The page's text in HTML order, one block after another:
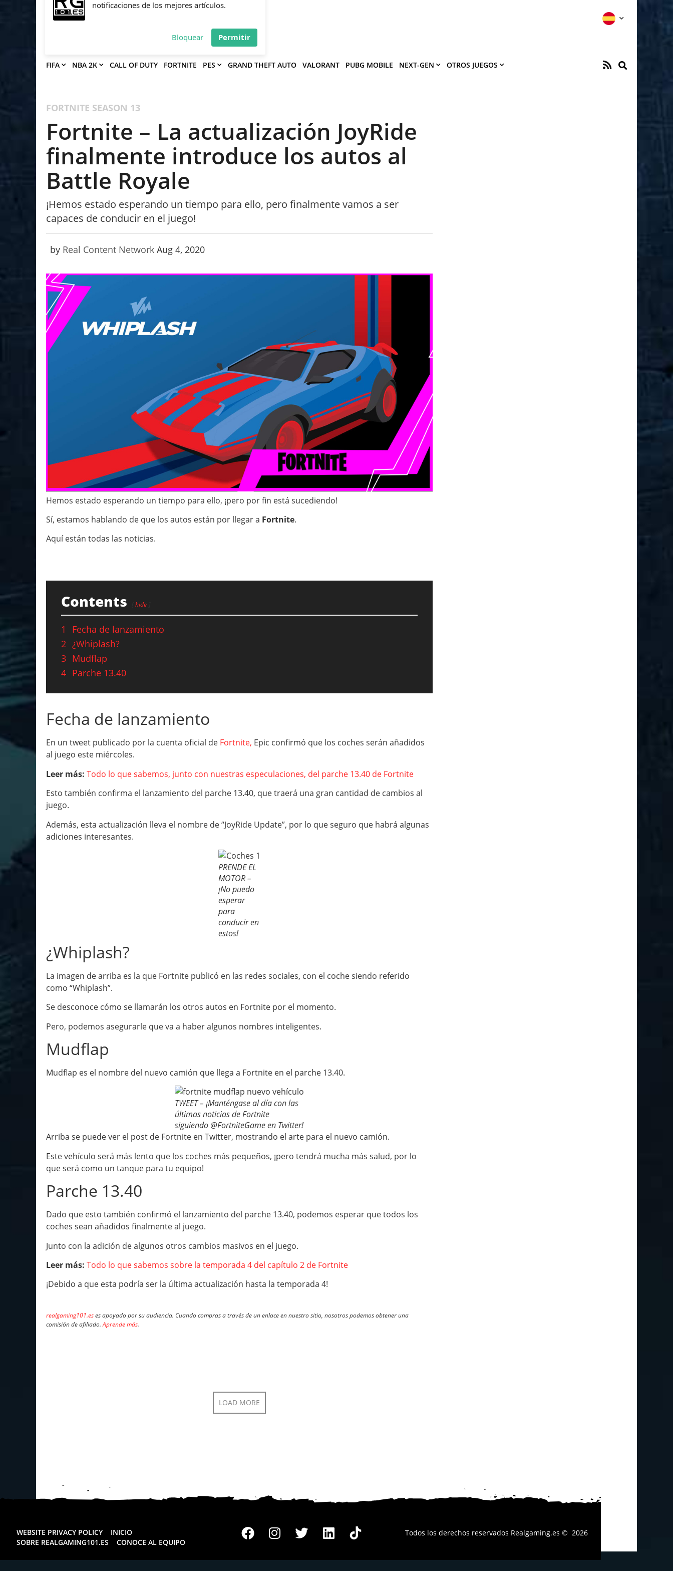
FIFA NBA 2K CALL OF DUTY FORTNITE PES GRAND THEFT AUTO VALORANT PUBG MOBILE NEXT-GEN OTROS JUEGOS
FORTNITE SEASON 13
Fortnite – La actualización JoyRide
finalmente introduce los autos al
Battle Royale
¡Hemos estado esperando un tiempo para ello, pero finalmente vamos a ser
capaces de conducir en el juego!
by Real Content Network Aug 4, 2020
Hemos estado esperando un tiempo para ello, ¡pero por fin está sucediendo!
Sí, estamos hablando de que los autos están por llegar a Fortnite.
Aquí están todas las noticias.
Contents hide
1
Fecha de lanzamiento
2 ¿Whiplash?
3 Mudflap
4 Parche 13.40
Fecha de lanzamiento
En un tweet publicado por la cuenta oficial de Fortnite, Epic confirmó que los coches serán añadidos
al juego este miércoles.
Leer más: Todo lo que sabemos, junto con nuestras especulaciones, del parche 13.40 de Fortnite
Esto también confirma el lanzamiento del parche 13.40, que traerá una gran cantidad de cambios al
juego.
Además, esta actualización lleva el nombre de “JoyRide Update”, por lo que seguro que habrá algunas
adiciones interesantes.
PRENDE EL
MOTOR –
¡No puedo
esperar
para
conducir en
estos!
¿Whiplash?
La imagen de arriba es la que Fortnite publicó en las redes sociales, con el coche siendo referido
como “Whiplash”.
Se desconoce cómo se llamarán los otros autos en Fortnite por el momento.
Pero, podemos asegurarle que va a haber algunos nombres inteligentes.
Mudflap
Mudflap es el nombre del nuevo camión que llega a Fortnite en el parche 13.40.
TWEET – ¡Manténgase al día con las
últimas noticias de Fortnite
siguiendo @FortniteGame en Twitter!
Arriba se puede ver el post de Fortnite en Twitter, mostrando el arte para el nuevo camión.
Este vehículo será más lento que los coches más pequeños, ¡pero tendrá mucha más salud, por lo
que será como un tanque para tu equipo!
Parche 13.40
Dado que esto también confirmó el lanzamiento del parche 13.40, podemos esperar que todos los
coches sean añadidos finalmente al juego.
Junto con la adición de algunos otros cambios masivos en el juego.
Leer más: Todo lo que sabemos sobre la temporada 4 del capítulo 2 de Fortnite
¡Debido a que esta podría ser la última actualización hasta la temporada 4!
realgaming101.eses apoyado por su audiencia. Cuando compras a través de un enlace en nuestro sitio, nosotros podemos obtener una
comisión de afiliado.Aprende más.
LOAD MORE
WEBSITE PRIVACY POLICY
INICIO
SOBRE REALGAMING101.ES
CONOCE AL EQUIPO
Todos los derechos reservados Realgaming.es © 2026